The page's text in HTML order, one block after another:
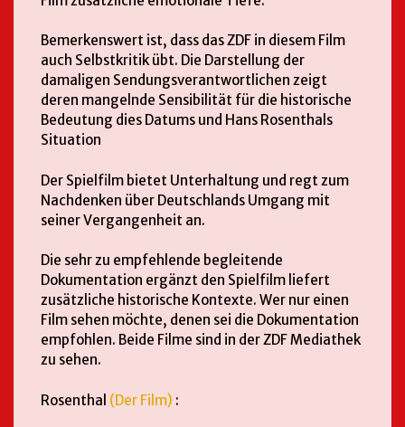
Bemerkenswert ist, dass das ZDF in diesem Film
auch Selbstkritik übt. Die Darstellung der
damaligen Sendungsverantwortlichen zeigt
deren mangelnde Sensibilität für die historische
Bedeutung dies Datums und Hans Rosenthals
Situation
Der Spielfilm bietet Unterhaltung und regt zum
Nachdenken über Deutschlands Umgang mit
seiner Vergangenheit an.
Die sehr zu empfehlende begleitende
Dokumentation ergänzt den Spielfilm liefert
zusätzliche historische Kontexte. Wer nur einen
Film sehen möchte, denen sei die Dokumentation
empfohlen. Beide Filme sind in der ZDF Mediathek
zu sehen.
Rosenthal (Der Film) :